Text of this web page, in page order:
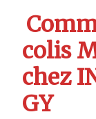
colis
chez
GY